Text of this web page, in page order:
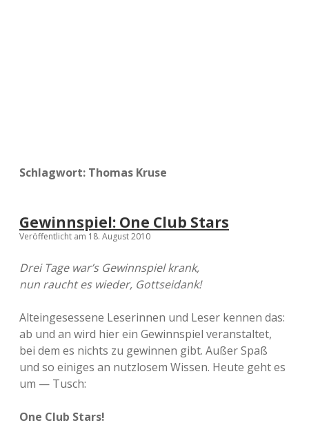
Schlagwort: Thomas Kruse
Gewinnspiel: One Club Stars
Veröffentlicht am 18. August 2010
Drei Tage war’s Gewinnspiel krank,
nun raucht es wieder, Gottseidank!
Alteingesessene Leserinnen und Leser kennen das:
ab und an wird hier ein Gewinnspiel veranstaltet,
bei dem es nichts zu gewinnen gibt. Außer Spaß
und so einiges an nutzlosem Wissen. Heute geht es
um — Tusch:
One Club Stars!